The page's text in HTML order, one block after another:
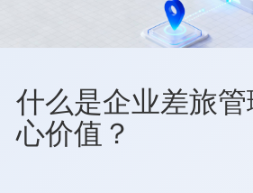
什么是企业差旅
心价值？